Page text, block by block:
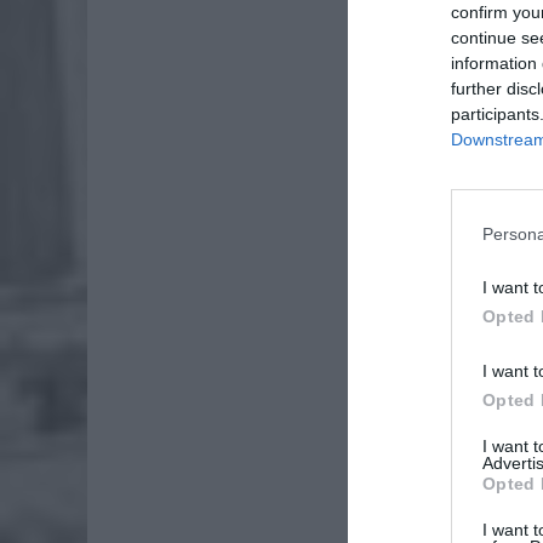
confirm
continue
information
further
I want
Opted
I want
Opted
I want
Opted
I want
8